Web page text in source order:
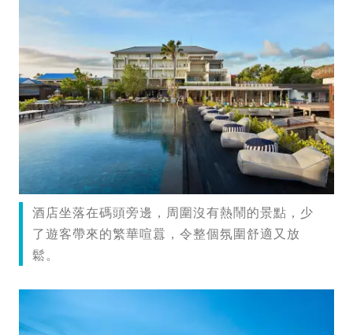
酒店坐落在碼頭旁邊，周圍沒有熱鬧的景點，少
了遊客帶來的繁華喧囂，令整個氛圍舒適又放
鬆。